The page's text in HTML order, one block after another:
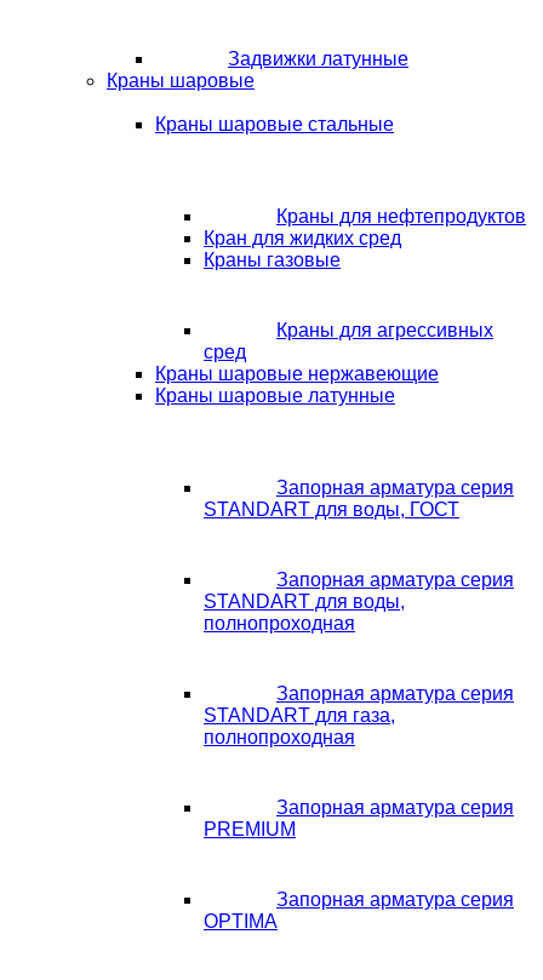
Задвижки латунные
Краны шаровые
Краны шаровые стальные
Краны для нефтепродуктов
Кран для жидких сред
Краны газовые
Краны для агрессивных
сред
Краны шаровые нержавеющие
Краны шаровые латунные
Запорная арматура серия
STANDART для воды, ГОСТ
Запорная арматура серия
STANDART для воды,
полнопроходная
Запорная арматура серия
STANDART для газа,
полнопроходная
Запорная арматура серия
PREMIUM
Запорная арматура серия
OPTIMA